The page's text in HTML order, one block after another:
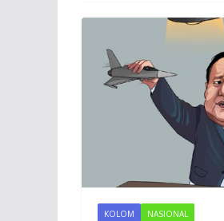
KOLOM NASIONAL